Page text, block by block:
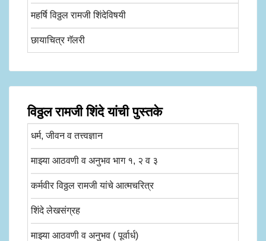
महर्षि विठ्ठल रामजी शिंदेविषयी
छायाचित्र गॅलरी
विठ्ठल रामजी शिंदे यांची पुस्तके
धर्म, जीवन व तत्त्वज्ञान
माझ्या आठवणी व अनुभव भाग १, २ व ३
कर्मवीर विठ्ठल रामजी यांचे आत्मचरित्र
शिंदे लेखसंग्रह
माझ्या आठवणी व अनुभव ( पूर्वार्ध)